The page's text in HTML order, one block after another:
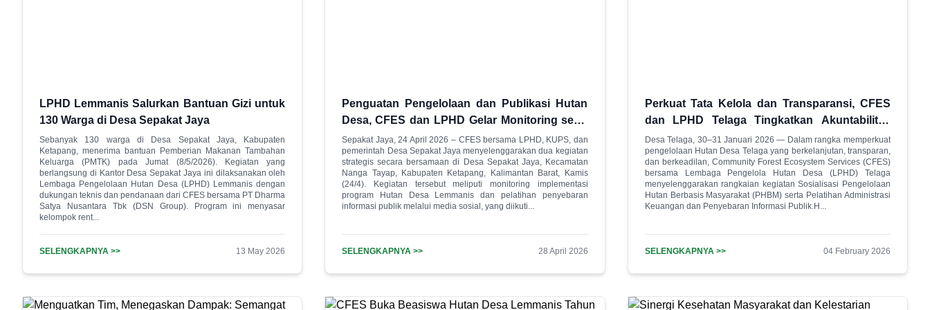
LPHD Lemmanis Salurkan Bantuan Gizi untuk
130 Warga di Desa Sepakat Jaya
Sebanyak 130 warga di Desa Sepakat Jaya, Kabupaten
Ketapang, menerima bantuan Pemberian Makanan Tambahan
Keluarga (PMTK) pada Jumat (8/5/2026). Kegiatan yang
berlangsung di Kantor Desa Sepakat Jaya ini dilaksanakan oleh
Lembaga Pengelolaan Hutan Desa (LPHD) Lemmanis dengan
dukungan teknis dan pendanaan dari CFES bersama PT Dharma
Satya Nusantara Tbk (DSN Group). Program ini menyasar
kelompok rent...
SELENGKAPNYA >> 13 May 2026
Penguatan Pengelolaan dan Publikasi Hutan
Desa, CFES dan LPHD Gelar Monitoring serta
Pelatihan di Desa Sepakat Jaya
Sepakat Jaya, 24 April 2026 – CFES bersama LPHD, KUPS, dan
pemerintah Desa Sepakat Jaya menyelenggarakan dua kegiatan
strategis secara bersamaan di Desa Sepakat Jaya, Kecamatan
Nanga Tayap, Kabupaten Ketapang, Kalimantan Barat, Kamis
(24/4). Kegiatan tersebut meliputi monitoring implementasi
program Hutan Desa Lemmanis dan pelatihan penyebaran
informasi publik melalui media sosial, yang diikuti...
SELENGKAPNYA >> 28 April 2026
Perkuat Tata Kelola dan Transparansi, CFES
dan LPHD Telaga Tingkatkan Akuntabilitas
Pengelolaan Hutan Desa
Desa Telaga, 30–31 Januari 2026 — Dalam rangka memperkuat
pengelolaan Hutan Desa Telaga yang berkelanjutan, transparan,
dan berkeadilan, Community Forest Ecosystem Services (CFES)
bersama Lembaga Pengelola Hutan Desa (LPHD) Telaga
menyelenggarakan rangkaian kegiatan Sosialisasi Pengelolaan
Hutan Berbasis Masyarakat (PHBM) serta Pelatihan Administrasi
Keuangan dan Penyebaran Informasi Publik.H...
SELENGKAPNYA >> 04 February 2026